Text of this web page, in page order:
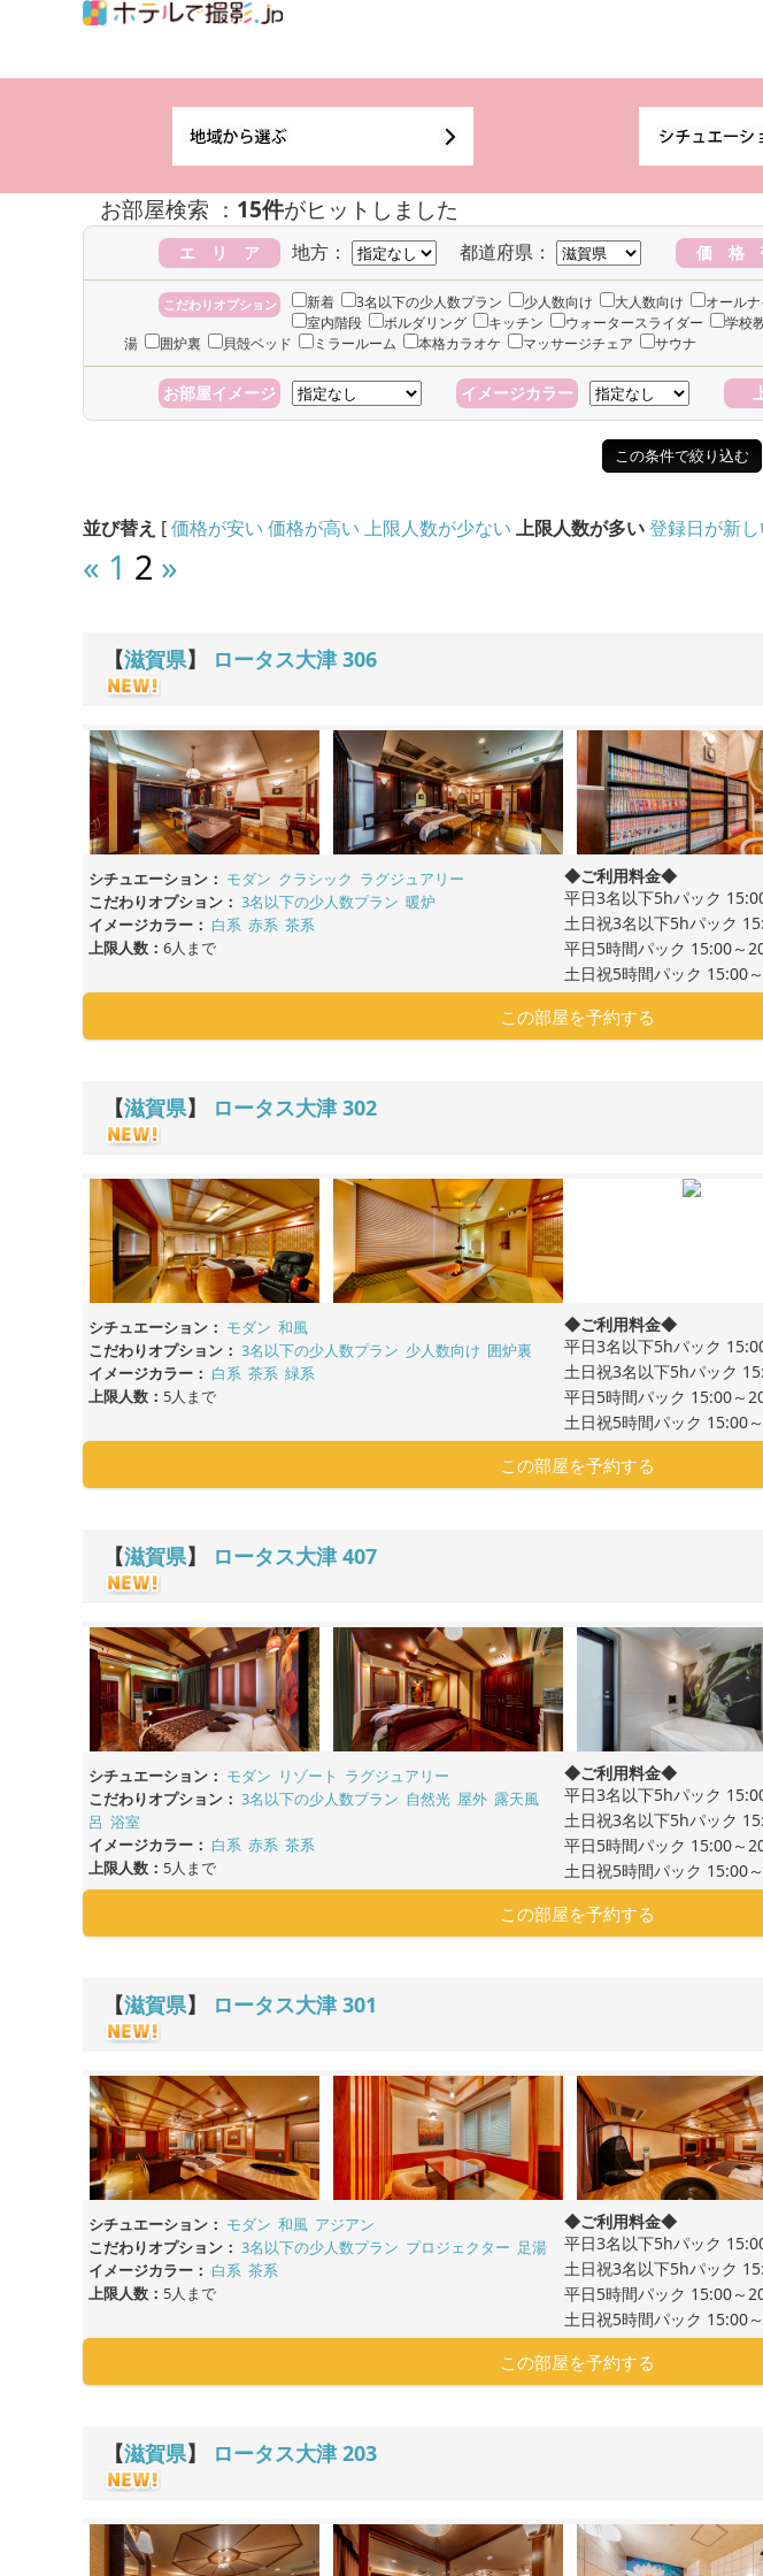
お部屋検索 ： 15件がヒットしました
エ リ ア 地方： 都道府県： 価 格
こだわりオプション 新着 3名以下の少人数プラン 少人数向け 大人数向け オールナ
室内階段
ボルダリング キッチン ウォータースライダー 学校
湯
囲炉裏 貝殻ベッド ミラールーム 本格カラオケ マッサージチェア サウナ
お部屋イメージ イメージカラー
並び替え [価格が安い 価格が高い 上限人数が少ない 上限人数が多い登録日が新し
« 1 2 »
【滋賀県】 ロータス大津 306
シチュエーション： モダン クラシック ラグジュアリー
こだわりオプション： 3名以下の少人数プラン 暖炉
イメージカラー： 白系 赤系 茶系
上限人数： 6人まで
◆ご利用料金◆
平日3名以下5hパック
土日祝3名以下5hパック
平日5時間パック 15:00～
土日祝5時間パック 15:00
この部屋を予約する
【滋賀県】 ロータス大津 302
シチュエーション： モダン 和風
こだわりオプション： 3名以下の少人数プラン 少人数向け 囲炉裏
イメージカラー： 白系 茶系 緑系
上限人数： 5人まで
◆ご利用料金◆
平日3名以下5hパック
土日祝3名以下5hパック
平日5時間パック 15:00～
土日祝5時間パック 15:00
この部屋を予約する
【滋賀県】 ロータス大津 407
シチュエーション： モダン リゾート ラグジュアリー
こだわりオプション： 3名以下の少人数プラン 自然光 屋外 露天風
呂 浴室
イメージカラー： 白系 赤系 茶系
上限人数： 5人まで
◆ご利用料金◆
平日3名以下5hパック
土日祝3名以下5hパック
平日5時間パック 15:00～
土日祝5時間パック 15:00
この部屋を予約する
【滋賀県】 ロータス大津 301
シチュエーション： モダン 和風 アジアン
こだわりオプション： 3名以下の少人数プラン プロジェクター 足湯
イメージカラー： 白系 茶系
上限人数： 5人まで
◆ご利用料金◆
平日3名以下5hパック
土日祝3名以下5hパック
平日5時間パック 15:00～
土日祝5時間パック 15:00
この部屋を予約する
【滋賀県】 ロータス大津 203